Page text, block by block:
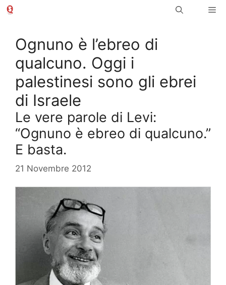
Vai
Ognuno è l’ebreo di
qualcuno. Oggi i
palestinesi sono gli ebrei
di Israele
Le vere parole di Levi:
“Ognuno è ebreo di qualcuno.”
E basta.
21 Novembre 2012